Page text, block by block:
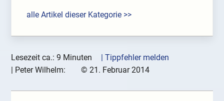
alle Artikel dieser Kategorie >>
Lesezeit ca.: 9 Minuten
| Tippfehler melden
Peter Wilhelm: © 21. Februar 2014